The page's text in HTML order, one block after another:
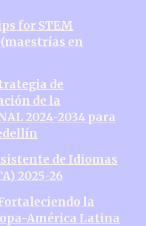
for STEM
en
de
de la
2024-2034 para
de Idiomas
2025-26
la
América Latina